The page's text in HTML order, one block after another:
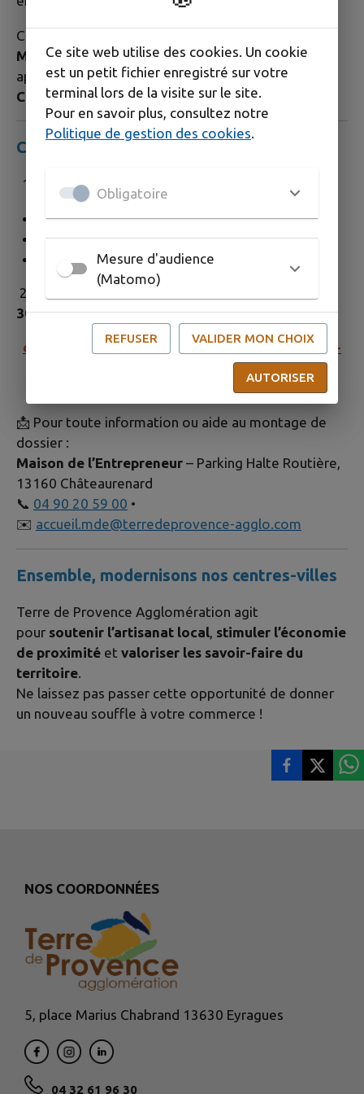
Ce dispositif complète le programme régional
Mon projet de rénovation »de laRégion Sud
applicable uniquement aucentre-ville de
Châteaurenard (périmètre SRADDET)
Comment candidater ?
Consultez les documents utiles :
Règlement de l’appel à candidatures (PDF)
Présentation du dispositif (PDF)
Périmètres éligibles (PDF)
2.
30 septembre 2026 sur le site ci-dessous :
demarche.numerique.gouv.fr/dispositif-d-aides-
a-destination-des-commercants
📩 Pour toute information ou aide au montage de
dossier :
Maison de l’Entrepreneur – Parking Halte Routière,
13160 Châteaurenard
📞 04 90 20 59 00 •
✉️ accueil.mde@terredeprovence-agglo.com
Ensemble, modernisons nos centres-villes
Terre de Provence Agglomération agit
pour soutenir l’artisanat local stimuler l’économie
de proximité et valoriser les savoir-faire du
territoire
Ne laissez pas passer cette opportunité de donner
un nouveau souffle à votre commerce !
NOS COORDONNÉES
5, place Marius Chabrand 13630 Eyragues
04 32 61 96 30
Ce site web utilise des cookies. Un cookie
est un petit fichier enregistré sur votre
terminal lors de la visite sur le site.
Pour en savoir plus, consultez notre
Politique de gestion des cookies.
Obligatoire
Mesure d'audience
(Matomo)
REFUSER VALIDER MON CHOIX
AUTORISER